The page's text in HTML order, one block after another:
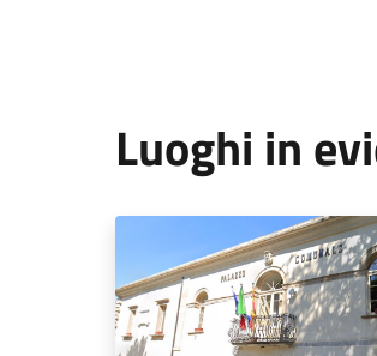
Luoghi in